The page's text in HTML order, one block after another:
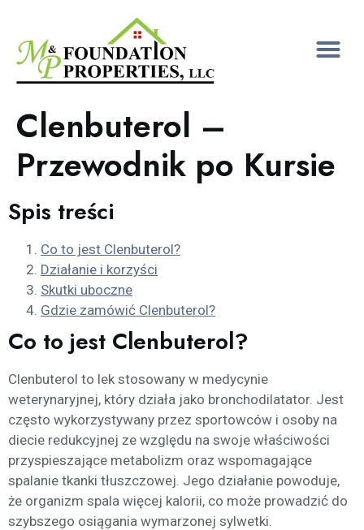
Clenbuterol –
Przewodnik po Kursie
Spis treści
Co to jest Clenbuterol?
Działanie i korzyści
Skutki uboczne
Gdzie zamówić Clenbuterol?
Co to jest Clenbuterol?
Clenbuterol to lek stosowany w medycynie
weterynaryjnej, który działa jako bronchodilatator. Jest
często wykorzystywany przez sportowców i osoby na
diecie redukcyjnej ze względu na swoje właściwości
przyspieszające metabolizm oraz wspomagające
spalanie tkanki tłuszczowej. Jego działanie powoduje,
że organizm spala więcej kalorii, co może prowadzić do
szybszego osiągania wymarzonej sylwetki.